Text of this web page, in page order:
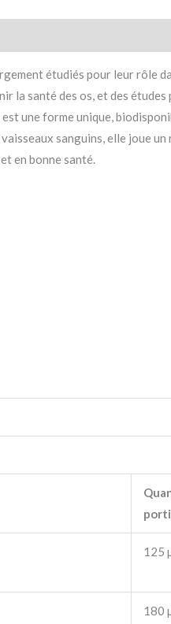
étudiés pour leur rôle
santé des os, et des études
une forme unique,
sanguins, elle joue
en bonne santé.
125
180